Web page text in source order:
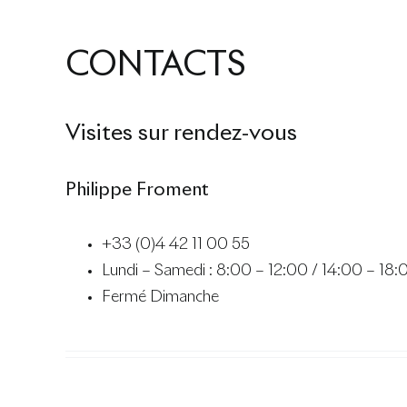
CONTACTS
Visites sur rendez-vous
Philippe Froment
+33 (0)4 42 11 00 55
Lundi – Samedi : 8:00 – 12:00 / 14:00 –
Fermé Dimanche